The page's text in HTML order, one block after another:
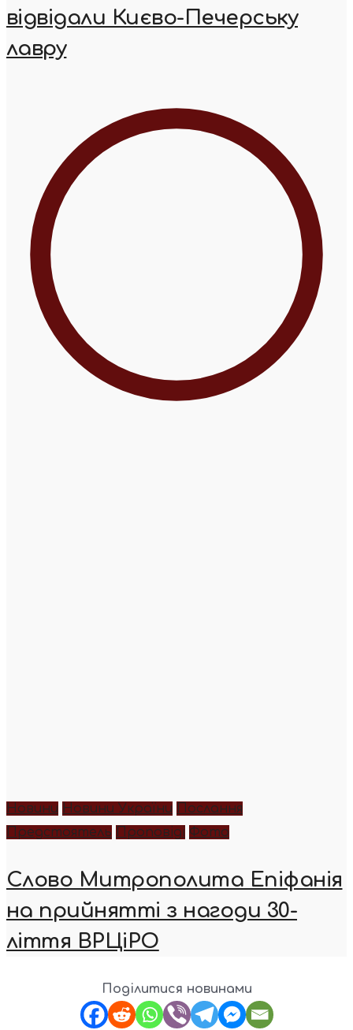
відвідали Києво-Печерську
лавру
Новини Новини України
Послання
Предстоятель
Проповіді Фото
Слово Митрополита Епіфанія
на прийнятті з нагоди 30-
ліття ВРЦіРО
Поділитися новинами